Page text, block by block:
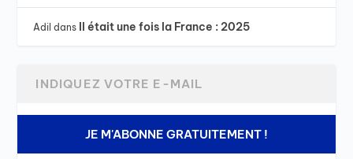
Adil dans Il était une fois la France : 2025
JE M'ABONNE GRATUITEMENT !